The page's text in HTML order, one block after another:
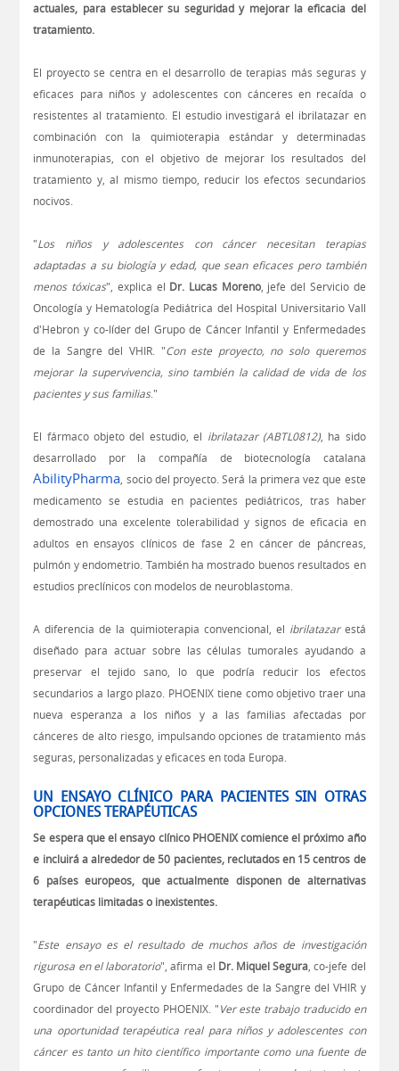
actuales, para establecer su seguridad y mejorar la eficacia del
tratamiento.
El proyecto se centra en el desarrollo de terapias más seguras y
eficaces para niños y adolescentes con cánceres en recaída o
resistentes al tratamiento. El estudio investigará el ibrilatazar en
combinación con la quimioterapia estándar y determinadas
inmunoterapias, con el objetivo de mejorar los resultados del
tratamiento y, al mismo tiempo, reducir los efectos secundarios
nocivos.
"Los niños y adolescentes con cáncer necesitan terapias
adaptadas a su biología y edad, que sean eficaces pero también
menos tóxicas", explica el Dr. Lucas Moreno, jefe del Servicio de
Oncología y Hematología Pediátrica del Hospital Universitario Vall
d'Hebron y co-líder del Grupo de Cáncer Infantil y Enfermedades
de la Sangre del VHIR. "Con este proyecto, no solo queremos
mejorar la supervivencia, sino también la calidad de vida de los
pacientes y sus familias."
El fármaco objeto del estudio, el ibrilatazar (ABTL0812), ha sido
desarrollado por la compañía de biotecnología catalana
AbilityPharma , socio del proyecto. Será la primera vez que este
medicamento se estudia en pacientes pediátricos, tras haber
demostrado una excelente tolerabilidad y signos de eficacia en
adultos en ensayos clínicos de fase 2 en cáncer de páncreas,
pulmón y endometrio. También ha mostrado buenos resultados en
estudios preclínicos con modelos de neuroblastoma.
A diferencia de la quimioterapia convencional, el ibrilatazar está
diseñado para actuar sobre las células tumorales ayudando a
preservar el tejido sano, lo que podría reducir los efectos
secundarios a largo plazo. PHOENIX tiene como objetivo traer una
nueva esperanza a los niños y a las familias afectadas por
cánceres de alto riesgo, impulsando opciones de tratamiento más
seguras, personalizadas y eficaces en toda Europa.
UN ENSAYO CLÍNICO PARA PACIENTES SIN OTRAS
OPCIONES TERAPÉUTICAS
Se espera que el ensayo clínico PHOENIX comience el próximo año
e incluirá a alrededor de 50 pacientes, reclutados en 15 centros de
6 países europeos, que actualmente disponen de alternativas
terapéuticas limitadas o inexistentes.
"Este ensayo es el resultado de muchos años de investigación
rigurosa en el laboratorio", afirma el Dr. Miquel Segura , co-jefe del
Grupo de Cáncer Infantil y Enfermedades de la Sangre del VHIR y
coordinador del proyecto PHOENIX. "Ver este trabajo traducido en
una oportunidad terapéutica real para niños y adolescentes con
cáncer es tanto un hito científico importante como una fuente de